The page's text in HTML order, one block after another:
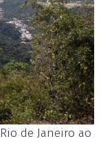
de Janeiro ao